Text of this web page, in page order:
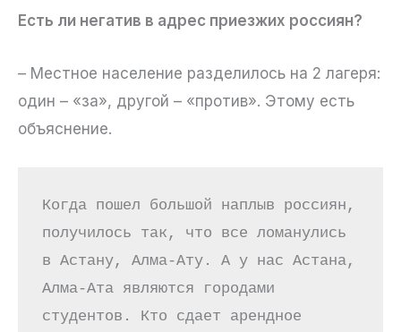
Есть ли негатив в адрес приезжих россиян?
– Местное население разделилось на 2 лагеря:
один – «за», другой – «против». Этому есть
объяснение.
Когда пошел большой наплыв россиян,
получилось так, что все ломанулись
в Астану, Алма-Ату. А у нас Астана,
Алма-Ата являются городами
студентов. Кто сдает арендное